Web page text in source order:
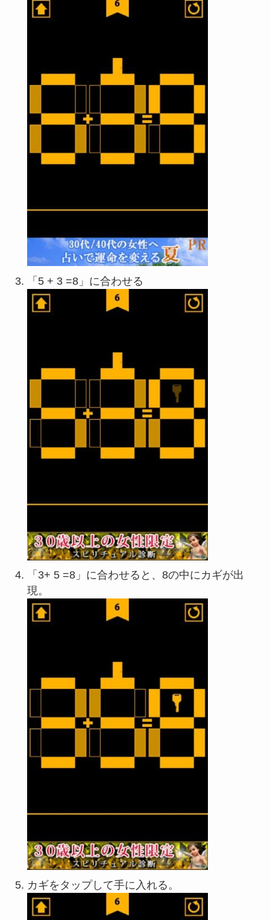
「5 + 3 =8」に合わせる
「3+ 5 =8」に合わせると、8の中にカギが出
現。
カギをタップして手に入れる。